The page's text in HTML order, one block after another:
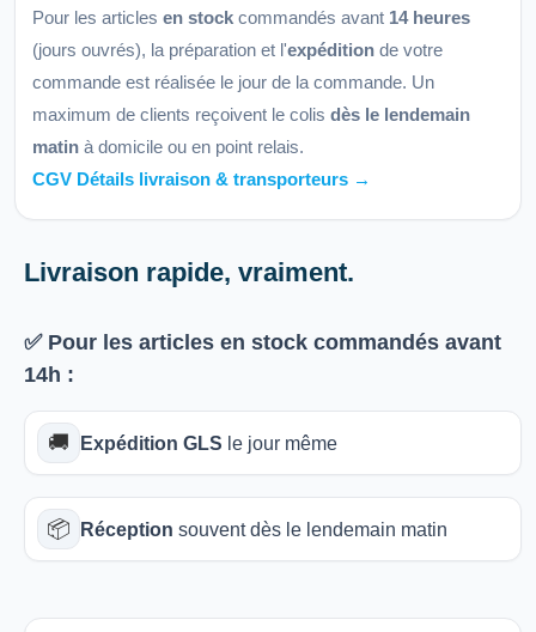
Pour les articles en stock commandés avant 14 heures
(jours ouvrés), la préparation et l'expédition de votre
commande est réalisée le jour de la commande. Un
maximum de clients reçoivent le colis dès le lendemain
matin à domicile ou en point relais.
CGV Détails livraison & transporteurs →
Livraison rapide, vraiment.
✅ Pour les articles en stock commandés avant
14h :
🚚 Expédition GLS le jour même
📦 Réception souvent dès le lendemain matin